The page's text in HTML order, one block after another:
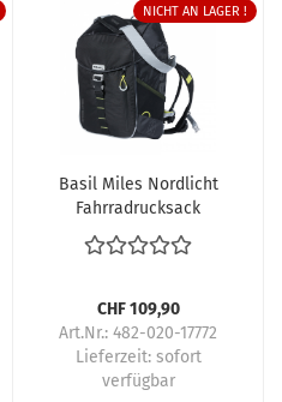
NICHT AN LAGER !
Basil Miles Nordlicht
Fahrradrucksack
CHF 109,90
Art.Nr.: 482-020-17772
Lieferzeit: sofort
verfügbar